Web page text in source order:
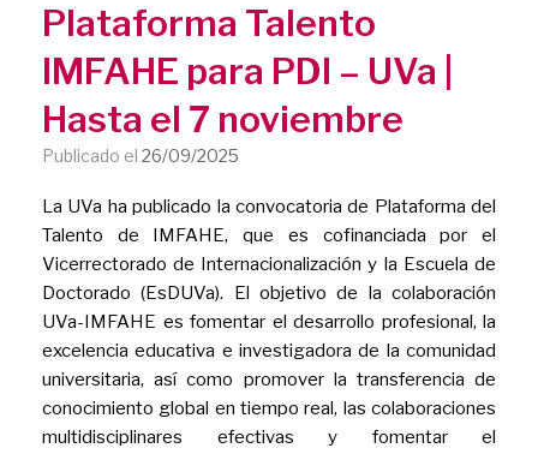
Plataforma Talento
IMFAHE para PDI – UVa |
Hasta el 7 noviembre
Publicado el 26/09/2025
La UVa ha publicado la convocatoria de Plataforma del
Talento de IMFAHE, que es cofinanciada por el
Vicerrectorado de Internacionalización y la Escuela de
Doctorado (EsDUVa). El objetivo de la colaboración
UVa-IMFAHE es fomentar el desarrollo profesional, la
excelencia educativa e investigadora de la comunidad
universitaria, así como promover la transferencia de
conocimiento global en tiempo real, las colaboraciones
multidisciplinares efectivas y fomentar el